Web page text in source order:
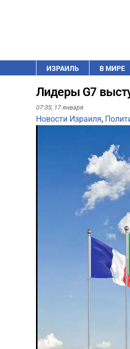
ИЗРАИЛЬ В МИРЕ
Лидеры G7
07:35, 17 января
Новости Израиля,